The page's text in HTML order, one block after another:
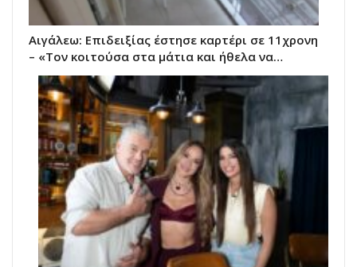
Αιγάλεω: Επιδειξίας έστησε καρτέρι σε 11χρονη
– «Τον κοιτούσα στα μάτια και ήθελα να…